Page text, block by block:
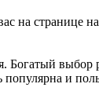
на странице
выбор
и